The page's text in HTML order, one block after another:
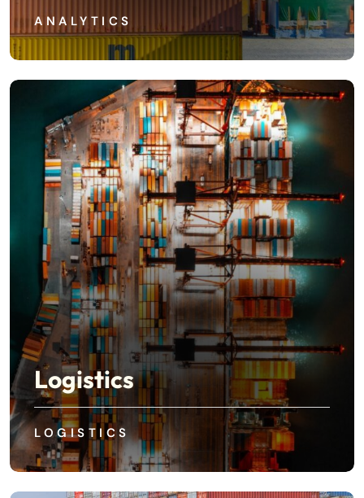
ANALYTICS
Logistics
LOGISTICS